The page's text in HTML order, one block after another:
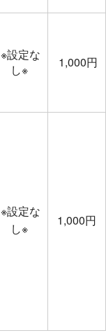
※設定な
し※
1,000円
※設定な
し※
1,000円